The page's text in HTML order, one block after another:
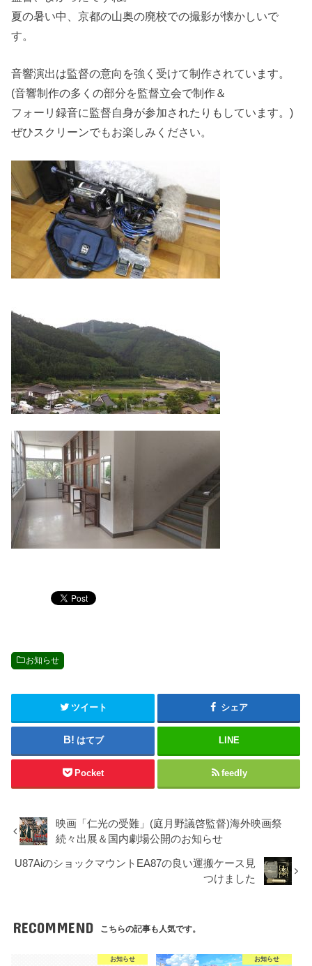
夏の暑い中、京都の山奥の廃校での撮影が懐かしいで
す。
音響演出は監督の意向を強く受けて制作されています。
(音響制作の多くの部分を監督立会で制作＆
フォーリ録音に監督自身が参加されたりもしています。)
ぜひスクリーンでもお楽しみください。
お知らせ
ツイート シェア
はてブ LINE
Pocket feedly
映画「仁光の受難」(庭月野議啓監督)海外映画祭
続々出展＆国内劇場公開のお知らせ
U87AiのショックマウントEA87の良い運搬ケース見
つけました
RECOMMEND こちらの記事も人気です。
お知らせ お知らせ